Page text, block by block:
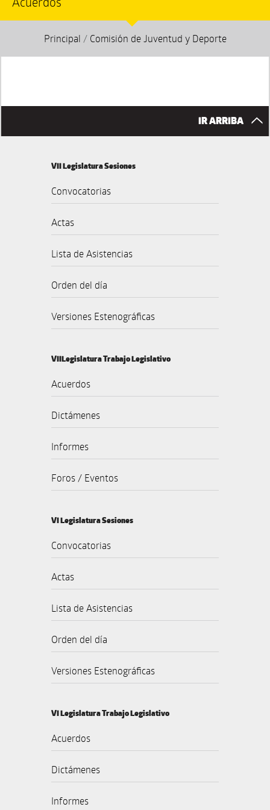
Principal / Comisión de Juventud y Deporte
IR ARRIBA
VII Legislatura Sesiones
Convocatorias
Actas
Lista de Asistencias
Orden del día
Versiones Estenográficas
VIILegislatura Trabajo Legislativo
Acuerdos
Dictámenes
Informes
Foros / Eventos
VI Legislatura Sesiones
Convocatorias
Actas
Lista de Asistencias
Orden del día
Versiones Estenográficas
VI Legislatura Trabajo Legislativo
Acuerdos
Dictámenes
Informes